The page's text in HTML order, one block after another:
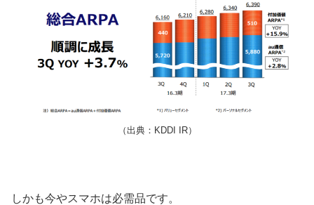
（出典：KDDI IR）
しかも今やスマホは必需品です。